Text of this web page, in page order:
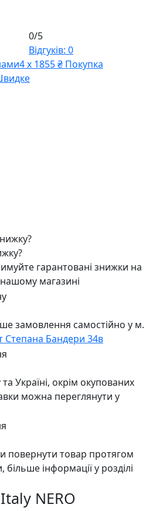
0/5
Відгуків: 0
4 х 1855 ₴ Покупка
гарантовані знижки на
нашому магазині
замовлення самостійно у м.
Степана Бандери 34в
Україні, окрім окупованих
можна переглянути у
повернути товар протягом
більше інформації у розділі
NERO